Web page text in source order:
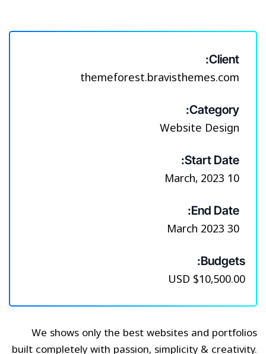
Client:
themeforest.bravisthemes.com
Category:
Website Design
Start Date:
10 March, 2023
End Date:
30 March 2023
Budgets:
$10,500.00 USD
We shows only the best websites and portfolios
built completely with passion, simplicity & creativity.